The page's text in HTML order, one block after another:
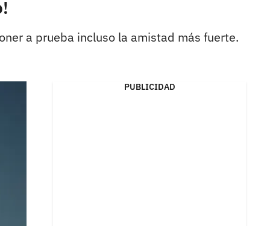
a prueba incluso la amistad más fuerte.
PUBLICIDAD